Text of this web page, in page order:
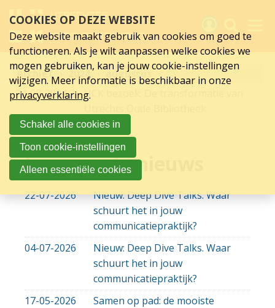
augustus
2024
links
over
Spring
hoofd
inhoud
Spring
naar
hoofdnavigatie
Archief 2024
augustus
24-08-202424-08-2024 19:41
UCK bezoek: De transformatie van
Lees overig nieuws
22-07-2026
Nieuw: Deep Dive Talks. Waar
schuurt het in jouw
communicatiepraktijk?
04-07-2026
Nieuw: Deep Dive Talks. Waar
schuurt het in jouw
communicatiepraktijk?
17-05-2026
Samen op pad: de mooiste
Activiteiten
Nieuws
Verslagen
Sluit je aan
Over UCK
COOKIES OP DEZE WEBSITE
Deze website maakt gebruik van cookies om goed te
functioneren. Als je wilt aanpassen welke cookies we
mogen gebruiken, kan je jouw cookie-instellingen
wijzigen. Meer informatie is beschikbaar in onze
privacyverklaring.
Schakel alle cookies in
Toon cookie-instellingen
Alleen essentiële cookies